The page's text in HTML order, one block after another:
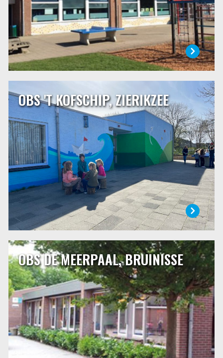
LEES MEER
OBS 'T KOFSCHIP, ZIERIKZEE
OBS 'T KOFSCHIP, ZIERIKZEE
’t Kofschip geeft kinderen de ruimte, ruimte om te groeien
en te ontwikkelen. Die ruimte willen wij zeker bieden aan
onze leerlingen, maar daarnaast ook aan onszelf. Onze
school is de plek waar iedereen leert. De basisschool is een
belangrijke tijd uit het leven van kinderen, maar ook van
hun ouders.
LEES MEER
OBS DE MEERPAAL, BRUINISSE
OBS DE MEERPAAL, BRUINISSE
Openbare basisschool de Meerpaal is samen met twee
andere (bijzondere) scholen gevestigd in Bruinisse.
Afgelopen jaren hebben verschillende verbouwingen
plaatsgevonden, waardoor we meer ruimte tot onze
beschikking hebben gekregen. Verder is dit schooljaar ons
schoolplein vernieuwd en veranderd.
LEES MEER